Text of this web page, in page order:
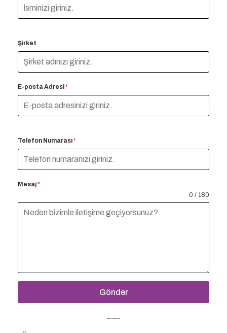
Şirket
E-posta Adresi*
Telefon Numarası*
Mesaj*
0 / 180
Gönder
Bizimle İletişime Geçin